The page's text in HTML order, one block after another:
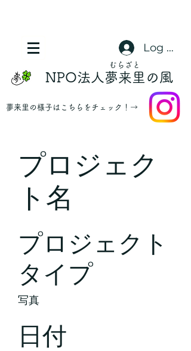
Log In
​むらざと
NPO法人夢来里の風
​夢来里の様子はこちらをチェック！→
プロジェク
ト名
プロジェクト
タイプ
写真
日付